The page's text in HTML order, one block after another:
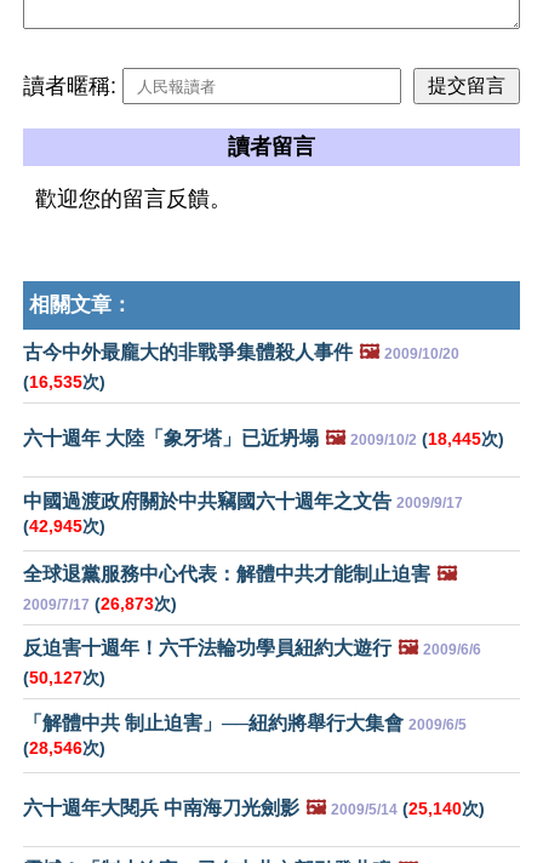
讀者暱稱:
讀者留言
歡迎您的留言反饋。
相關文章：
古今中外最龐大的非戰爭集體殺人事件 🖼️ 2009/10/20
(16,535次)
六十週年 大陸「象牙塔」已近坍塌 🖼️ 2009/10/2 (18,445次)
中國過渡政府關於中共竊國六十週年之文告 2009/9/17
(42,945次)
全球退黨服務中心代表：解體中共才能制止迫害 🖼️
2009/7/17 (26,873次)
反迫害十週年！六千法輪功學員紐約大遊行 🖼️ 2009/6/6
(50,127次)
「解體中共 制止迫害」──紐約將舉行大集會 2009/6/5
(28,546次)
六十週年大閱兵 中南海刀光劍影 🖼️ 2009/5/14 (25,140次)